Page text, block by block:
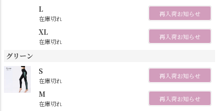
L
在庫切れ
再入荷お知らせ
XL
在庫切れ
再入荷お知らせ
グリーン
S
在庫切れ
再入荷お知らせ
M
在庫切れ
再入荷お知らせ